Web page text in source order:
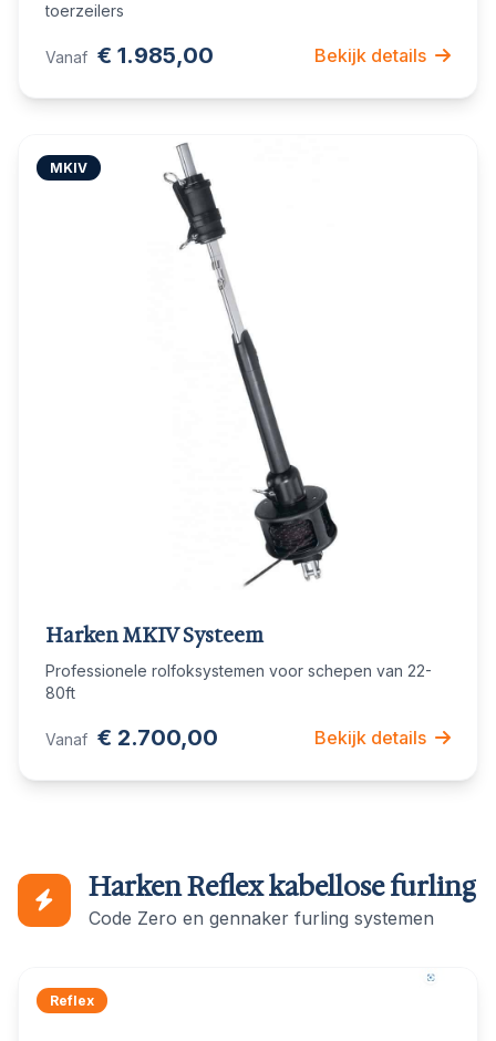
toerzeilers
Vanaf € 1.985,00 Bekijk details
MKIV
Harken MKIV Systeem
Professionele rolfoksystemen voor schepen van 22-
80ft
Vanaf € 2.700,00 Bekijk details
Harken Reflex kabellose furling
Code Zero en gennaker furling systemen
Reflex